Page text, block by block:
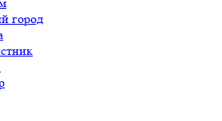
город